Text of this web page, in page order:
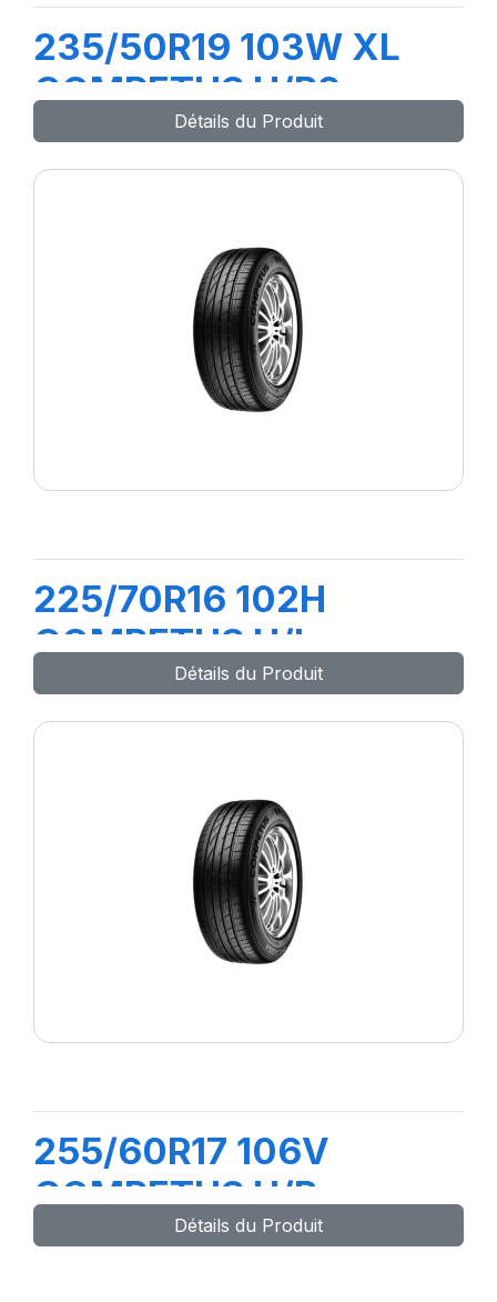
235/50R19 103W XL
COMPETUS H/P2
Détails du Produit
225/70R16 102H
COMPETUS H/L
Détails du Produit
255/60R17 106V
COMPETUS H/P
Détails du Produit